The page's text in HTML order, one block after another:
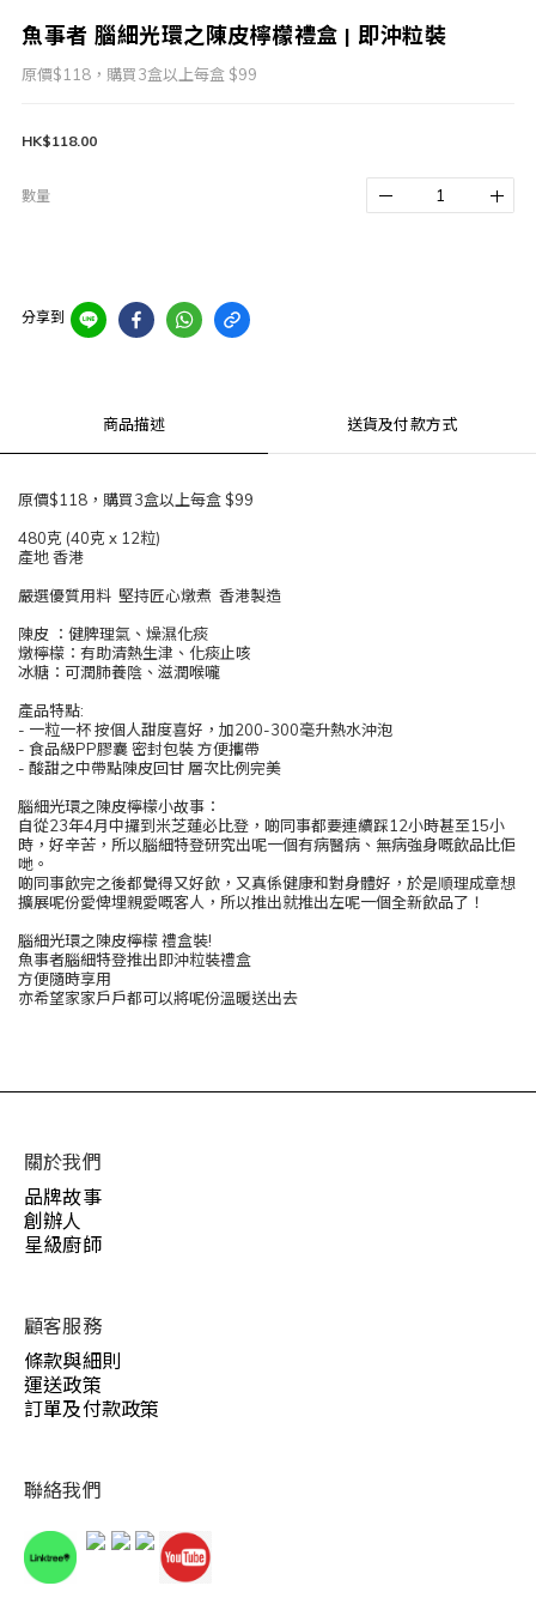
魚事者 腦細光環之陳皮檸檬禮盒 | 即沖粒裝
原價$118，購買3盒以上每盒 $99
HK$118.00
數量
分享到
商品描述 送貨及付款方式
原價$118，購買3盒以上每盒 $99
480克 (40克 x 12粒)
產地 香港
嚴選優質用料 堅持匠心燉煮 香港製造
陳皮 ：健脾理氣、燥濕化痰
燉檸檬：有助清熱生津、化痰止咳
冰糖：可潤肺養陰、滋潤喉嚨
產品特點:
- 一粒一杯 按個人甜度喜好，加200-300毫升熱水沖泡
- 食品級PP膠囊 密封包裝 方便攜帶
- 酸甜之中帶點陳皮回甘 層次比例完美
腦細光環之陳皮檸檬小故事：
自從23年4月中攞到米芝蓮必比登，啲同事都要連續踩12小時甚至15小
時，好辛苦，所以腦細特登研究出呢一個有病醫病、無病強身嘅飲品比佢
哋。
啲同事飲完之後都覺得又好飲，又真係健康和對身體好，於是順理成章想
擴展呢份愛俾埋親愛嘅客人，所以推出就推出左呢一個全新飲品了！
腦細光環之陳皮檸檬 禮盒裝!
魚事者腦細特登推出即沖粒裝禮盒
方便隨時享用
亦希望家家戶戶都可以將呢份溫暖送出去
關於我們
品牌故事
創辦人
星級廚師
顧客服務
條款與細則
運送政策
訂單及付款政策
聯絡我們